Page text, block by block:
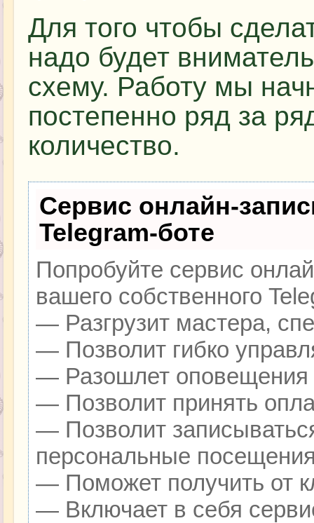
Для того чтобы
надо будет
схему. Работу мы
постепенно ряд за
количество.
Сервис онлайн-
Telegram-боте
Попробуйте сервис
вашего собственного
— Разгрузит мастера,
— Позволит гибко
— Разошлет оповещения
— Позволит принять
— Позволит
персональные
— Поможет получить от
— Включает в себя